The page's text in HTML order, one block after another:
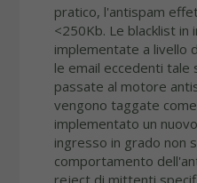
pratico, l'antispam
<250Kb. Le blacklist in
implementate a livello
le email eccedenti tale
passate al motore
vengono taggate
implementato un
ingresso in grado non
comportamento